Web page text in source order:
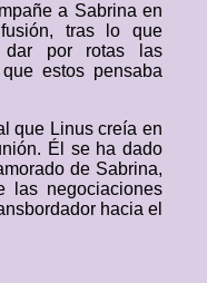
a Sabrina en
tras lo que
por rotas las
estos pensaba
que Linus creía en
Él se ha dado
de Sabrina,
las negociaciones
hacia el